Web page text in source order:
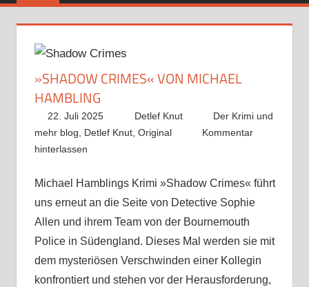
»SHADOW CRIMES« VON MICHAEL
HAMBLING
22. Juli 2025 Detlef Knut
Der Krimi und
mehr blog, Detlef Knut, Original
Kommentar
hinterlassen
Michael Hamblings Krimi »Shadow Crimes« führt
uns erneut an die Seite von Detective Sophie
Allen und ihrem Team von der Bournemouth
Police in Südengland. Dieses Mal werden sie mit
dem mysteriösen Verschwinden einer Kollegin
konfrontiert und stehen vor der Herausforderung,